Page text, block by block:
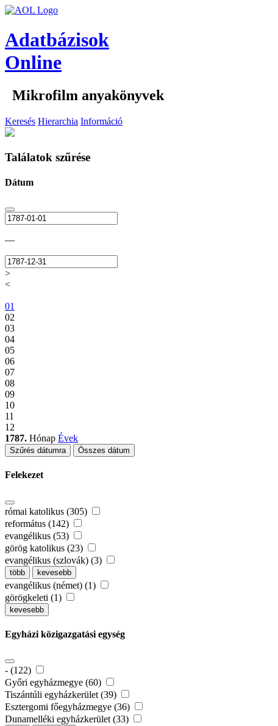
Adatbázisok
Online
Mikrofilm anyakönyvek
Keresés Hierarchia Információ
Találatok szűrése
Dátum
—
>
<
01
02
03
04
05
06
07
08
09
10
11
12
1787. Hónap Évek
Szűrés dátumra Összes dátum
Felekezet
római katolikus (305)
református (142)
evangélikus (53)
görög katolikus (23)
evangélikus (szlovák) (3)
több kevesebb
evangélikus (német) (1)
görögkeleti (1)
kevesebb
Egyházi közigazgatási egység
- (122)
Győri egyházmegye (60)
Tiszántúli egyházkerület (39)
Esztergomi főegyházmegye (36)
Dunamelléki egyházkerület (33)